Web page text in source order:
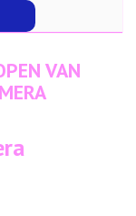
VAN